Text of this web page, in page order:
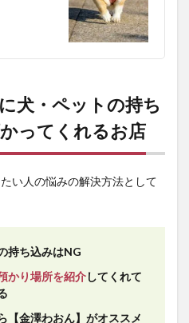
犬・ペットの持ち
ってくれるお店
い人の悩みの解決方法として
持ち込みはNG
かり場所を紹介してくれて
【金澤わおん】がオススメ